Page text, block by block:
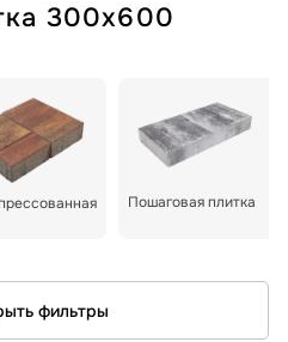
300х600
Пошаговая плитка
фильтры